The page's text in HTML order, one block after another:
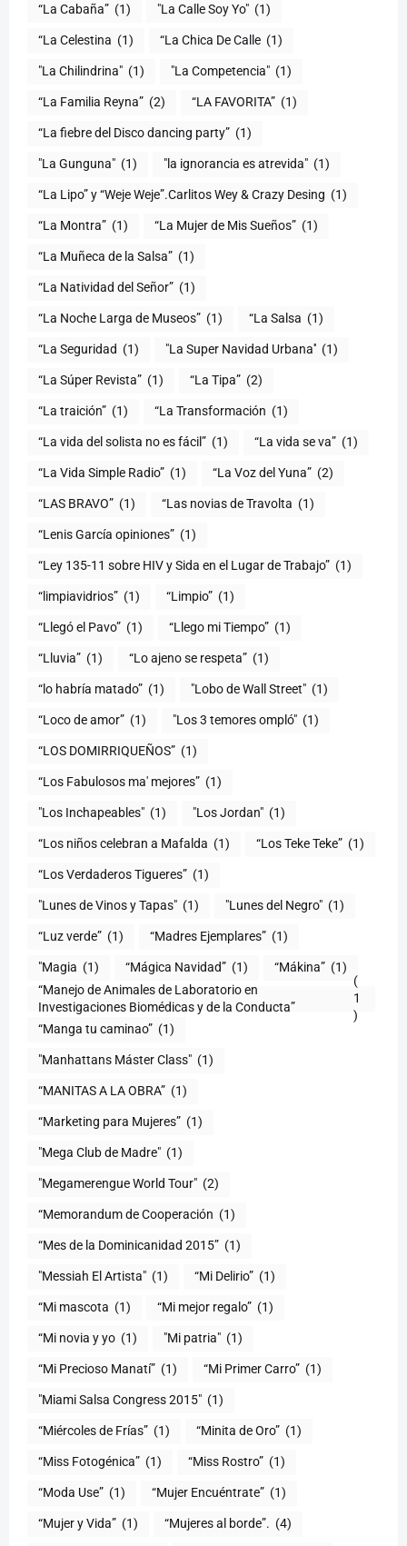
“La Cabaña” (1) "La Calle Soy Yo" (1)
“La Celestina (1) “La Chica De Calle (1)
"La Chilindrina" (1) "La Competencia" (1)
“La Familia Reyna” (2) “LA FAVORITA” (1)
“La fiebre del Disco dancing party” (1)
(1) "la ignorancia es atrevida" (1)
“La Lipo” y “Weje Weje”.Carlitos Wey & Crazy Desing (1)
“La Montra” (1) “La Mujer de Mis Sueños” (1)
“La Muñeca de la Salsa” (1)
“La Natividad del Señor” (1)
“La Noche Larga de Museos” (1) “La Salsa (1)
“La Seguridad (1) "La Super Navidad Urbana'' (1)
“La Súper Revista” (1) “La Tipa” (2)
“La traición” (1) “La Transformación (1)
“La vida del solista no es fácil” (1) “La vida se va” (1)
“La Vida Simple Radio” (1) “La Voz del Yuna” (2)
“LAS BRAVO” (1) “Las novias de Travolta (1)
“Lenis García opiniones” (1)
“Ley 135-11 sobre HIV y Sida en el Lugar de Trabajo” (1)
“limpiavidrios” (1) “Limpio” (1)
“Llegó el Pavo” (1) “Llego mi Tiempo” (1)
“Lluvia” (1) “Lo ajeno se respeta” (1)
“lo habría matado” (1) "Lobo de Wall Street" (1)
“Loco de amor” (1) "Los 3 temores ompló" (1)
(1)
“Los Fabulosos ma' mejores” (1)
"Los Inchapeables" (1) "Los Jordan" (1)
“Los niños celebran a Mafalda (1) “Los Teke Teke” (1)
“Los Verdaderos Tigueres” (1)
"Lunes de Vinos y Tapas" (1) "Lunes del Negro" (1)
“Luz verde” (1) “Madres Ejemplares” (1)
"Magia (1) “Mágica Navidad” (1) “Mákina” (1)
“Manejo de Animales de Laboratorio en
(
1
)
“Manga tu caminao” (1)
"Manhattans Máster Class" (1)
“MANITAS A LA OBRA” (1)
“Marketing para Mujeres” (1)
"Mega Club de Madre" (1)
"Megamerengue World Tour" (2)
“Memorandum de Cooperación (1)
“Mes de la Dominicanidad 2015” (1)
"Messiah El Artista" (1) “Mi Delirio” (1)
“Mi mascota (1) “Mi mejor regalo” (1)
“Mi novia y yo (1) "Mi patria" (1)
“Mi Precioso Manatí” (1) “Mi Primer Carro” (1)
"Miami Salsa Congress 2015" (1)
“Miércoles de Frías” (1) “Minita de Oro” (1)
“Miss Fotogénica” (1) “Miss Rostro” (1)
“Moda Use” (1) “Mujer Encuéntrate” (1)
(1) “Mujeres al borde”. (4)